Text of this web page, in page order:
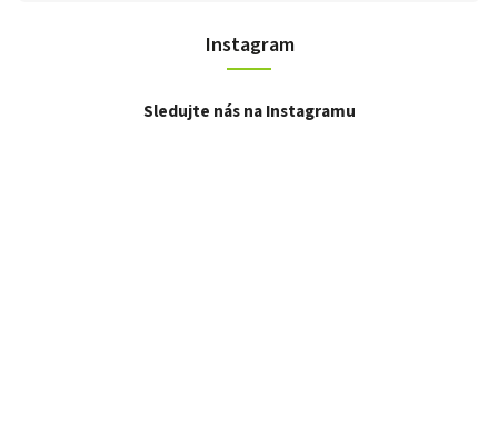
Instagram
Sledujte nás na Instagramu